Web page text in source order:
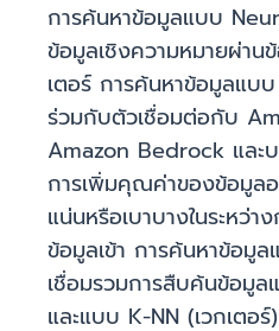
การค้นหาข้อมูลแบบ
ข้อมูลเชิงความหมายผ่าน
เตอร์ การค้นหาข้อมูลแบ
ร่วมกับตัวเชื่อมต่อกับ
Amazon Bedrock และ
การเพิ่มคุณค่าของข้อมูล
แน่นหรือเบาบางในระหว่
ข้อมูลเข้า การค้นหาข้อมู
เชื่อมรวมการสืบค้นข้อมู
และแบบ K-NN (เวกเตอ